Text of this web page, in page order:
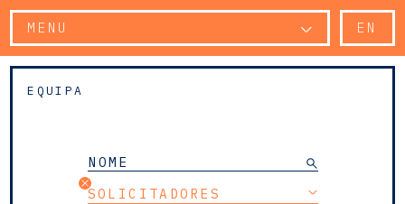
MENU EN
EQUIPA
SOLICITADORES